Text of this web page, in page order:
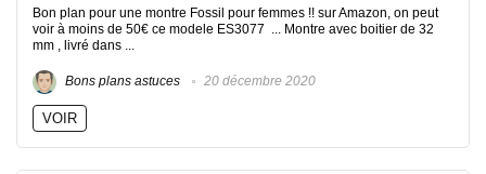
Bon plan pour une montre Fossil pour femmes !! sur Amazon, on peut
voir à moins de 50€ ce modele ES3077 ... Montre avec boitier de 32
mm , livré dans ...
Bons plans astuces 20 décembre 2020
VOIR